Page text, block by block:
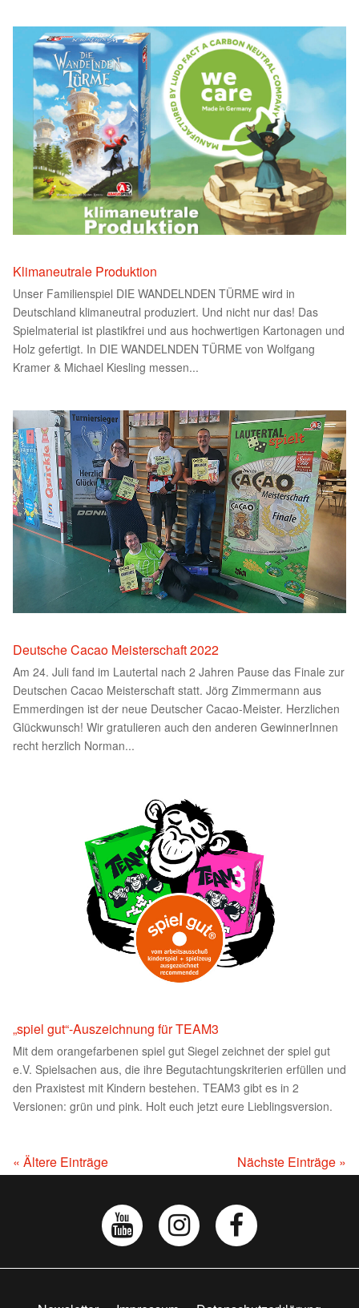
Klimaneutrale Produktion
Unser Familienspiel DIE WANDELNDEN TÜRME wird in
Deutschland klimaneutral produziert. Und nicht nur das! Das
Spielmaterial ist plastikfrei und aus hochwertigen Kartonagen und
Holz gefertigt. In DIE WANDELNDEN TÜRME von Wolfgang
Kramer & Michael Kiesling messen...
Deutsche Cacao Meisterschaft 2022
Am 24. Juli fand im Lautertal nach 2 Jahren Pause das Finale zur
Deutschen Cacao Meisterschaft statt. Jörg Zimmermann aus
Emmerdingen ist der neue Deutscher Cacao-Meister. Herzlichen
Glückwunsch! Wir gratulieren auch den anderen GewinnerInnen
recht herzlich Norman...
„spiel gut“-Auszeichnung für TEAM3
Mit dem orangefarbenen spiel gut Siegel zeichnet der spiel gut
e.V. Spielsachen aus, die ihre Begutachtungskriterien erfüllen und
den Praxistest mit Kindern bestehen. TEAM3 gibt es in 2
Versionen: grün und pink. Holt euch jetzt eure Lieblingsversion.
« Ältere Einträge Nächste Einträge »